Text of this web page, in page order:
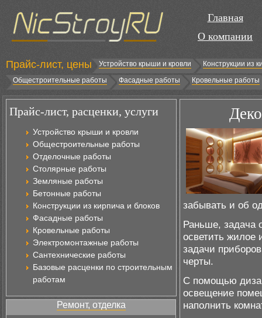
Главная
О компании
Прайс-лист, цены Устройство крыши и кровли
Конструкции из
Общестроительные работы
Фасадные работы Кровельные работы
Прайс-лист, расценки, услуги
Устройство крыши и кровли
Общестроительные работы
Отделочные работы
Столярные работы
Земляные работы
Бетонные работы
Конструкции из кирпича и блоков
Фасадные работы
Кровельные работы
Электромонтажные работы
Сантехнические работы
Базовые расценки по строительным
работам
Ремонт, отделка
забывать и об
Раньше, задача
осветить жилое
задачи
черты.
С помощью
освещение
наполнить